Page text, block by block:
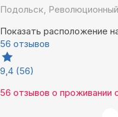
Подольск,
Показать расположение
56 отзывов
9,4 (56)
56 отзывов о проживании